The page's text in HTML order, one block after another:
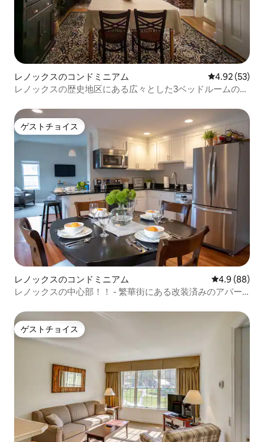
レノックスのコンドミニアム レビュー53
4.92 (53)
レノックスの歴史地区にある広々とした3ベッドルームのア
ゲストチョイス
ゲストチョイス
レノックスのコンドミニアム レビュー88
4.9 (88)
レノックスの中心部！！ - 繁華街にある改装済みのアパー
ゲストチョイス
ゲストチョイス